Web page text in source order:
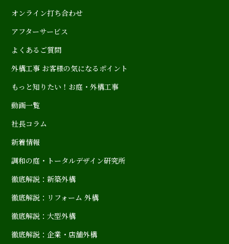
オンライン打ち合わせ
アフターサービス
よくあるご質問
外構工事 お客様の気になるポイント
もっと知りたい！お庭・外構工事
動画一覧
社長コラム
新着情報
調和の庭・トータルデザイン研究所
徹底解説：新築外構
徹底解説：リフォーム 外構
徹底解説：大型外構
徹底解説：企業・店舗外構